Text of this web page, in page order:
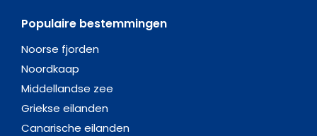
Populaire bestemmingen
Noorse fjorden
Noordkaap
Middellandse zee
Griekse eilanden
Canarische eilanden